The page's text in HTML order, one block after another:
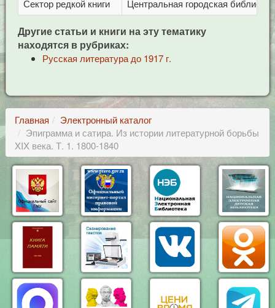
Сектор редкой книги Центральная городская
Другие статьи и книги на эту тематику
находятся в рубриках:
Русская литература до 1917 г.
Главная
Электронный каталог
Эпиграмма и сатира. Из истории литературной борьбы
XIX века. Т. 1. 1800-1840